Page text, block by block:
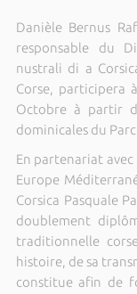
Danièle Bernus
responsable du
nustrali di a
Corse, participera
Octobre à partir
dominicales du Parc
En partenariat
Europe
Corsica Pasquale
doublement
traditionnelle
histoire, de sa
constitue afin de